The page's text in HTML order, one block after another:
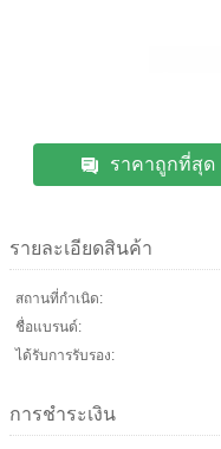
ราคาถูกที่สุด
รายละเอียดสินค้า
สถานที่กำเนิด:
ชื่อแบรนด์:
ได้รับการรับรอง:
การชำระเงิน